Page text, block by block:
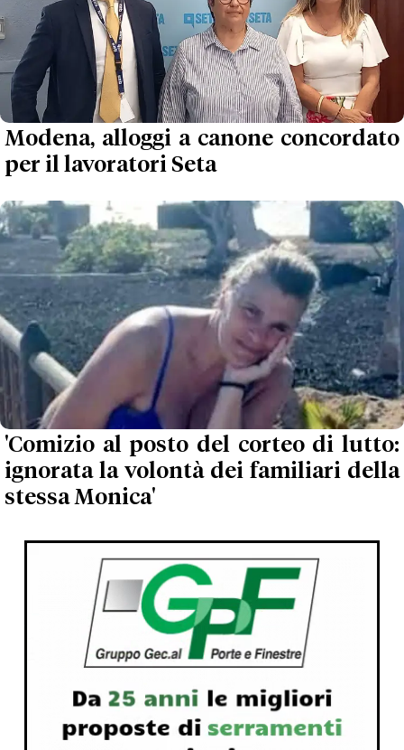
Modena, alloggi a canone concordato
per il lavoratori Seta
'Comizio al posto del corteo di lutto:
ignorata la volontà dei familiari della
stessa Monica'